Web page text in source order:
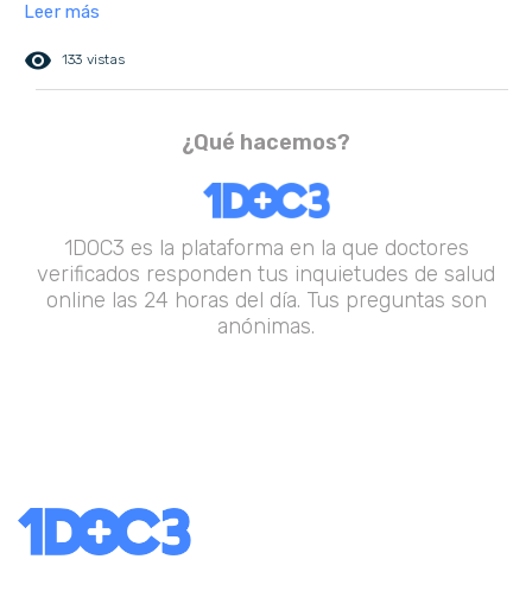
Leer más
remove_red_eye 133 vistas
¿Qué hacemos?
1DOC3 es la plataforma en la que doctores
verificados responden tus inquietudes de salud
online las 24 horas del día. Tus preguntas son
anónimas.